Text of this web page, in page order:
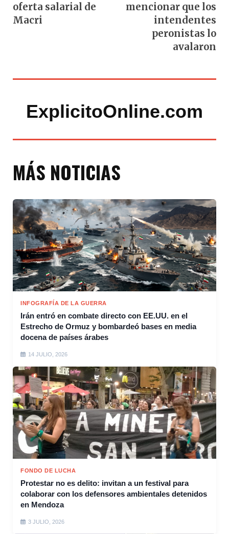
oferta salarial de
Macri
mencionar que los
intendentes
peronistas lo
avalaron
ExplicitoOnline.com
MÁS NOTICIAS
INFOGRAFÍA DE LA GUERRA
Irán entró en combate directo con EE.UU. en el
Estrecho de Ormuz y bombardeó bases en media
docena de países árabes
14 JULIO, 2026
FONDO DE LUCHA
Protestar no es delito: invitan a un festival para
colaborar con los defensores ambientales detenidos
en Mendoza
3 JULIO, 2026